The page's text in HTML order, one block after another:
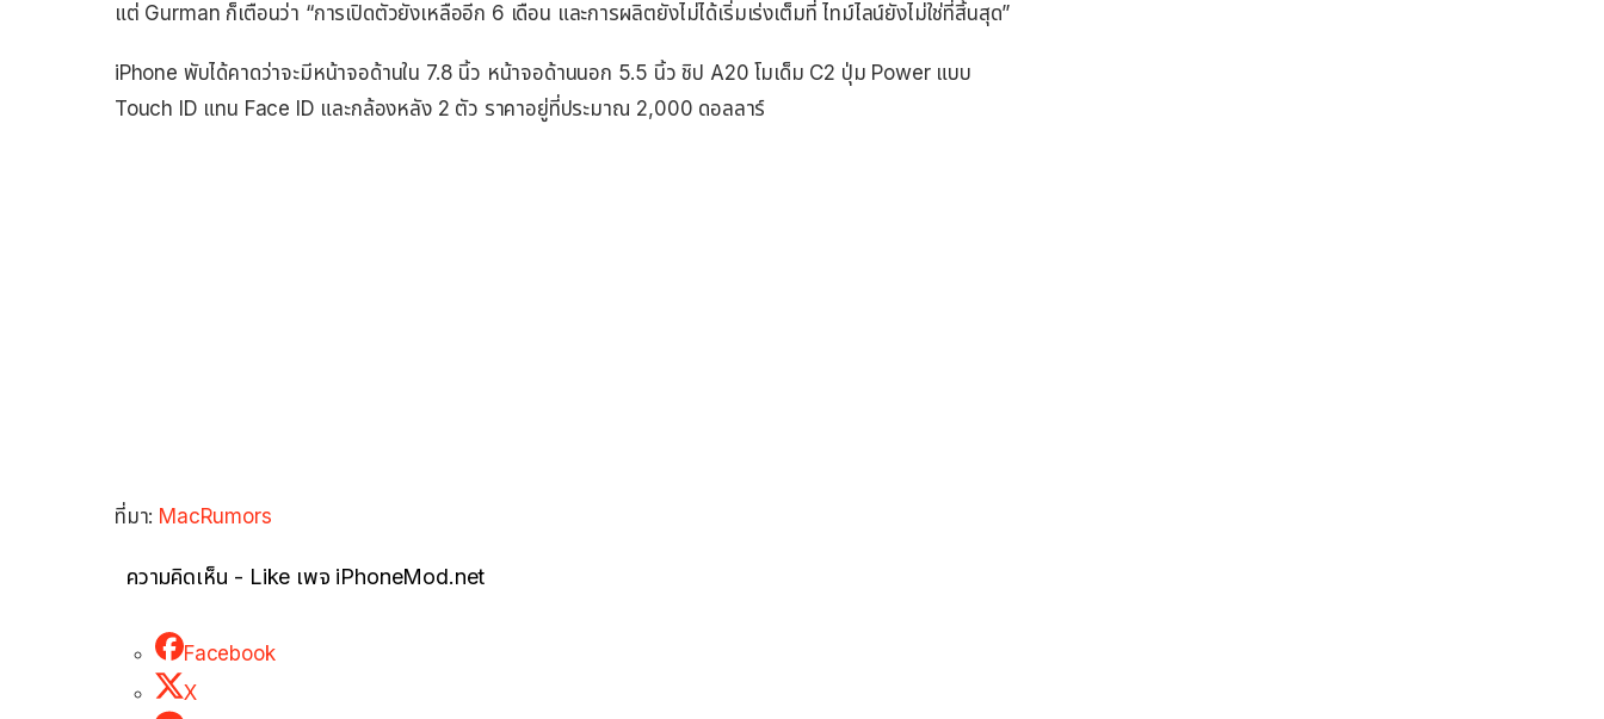
แต่ Gurman ก็เตือนว่า “การเปิดตัวยังเหลืออีก 6 เดือน และการผลิตยังไม่ได้เริ่มเร่งเต็มที่ ไทม์ไลน์ยังไม่ใช่ที่สิ้นสุด”
iPhone พับได้คาดว่าจะมีหน้าจอด้านใน 7.8 นิ้ว หน้าจอด้านนอก 5.5 นิ้ว ชิป A20 โมเด็ม C2 ปุ่ม Power แบบ
Touch ID แทน Face ID และกล้องหลัง 2 ตัว ราคาอยู่ที่ประมาณ 2,000 ดอลลาร์
ที่มา: MacRumors
ความคิดเห็น - Like เพจ iPhoneMod.net
Facebook
X